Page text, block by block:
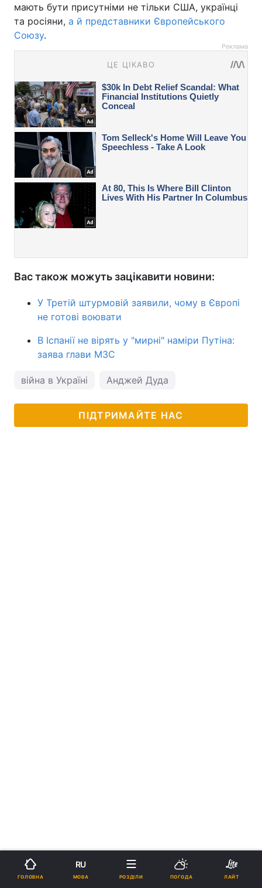
мають бути присутніми не тільки США, українці
та росіяни, а й представники Європейського
Союзу.
Реклама
Вас також можуть зацікавити новини:
У Третій штурмовій заявили, чому в Європі
не готові воювати
В Іспанії не вірять у "мирні" наміри Путіна:
заява глави МЗС
війна в Україні Анджей Дуда
ПІДТРИМАЙТЕ НАС
ГОЛОВНА
RU
МОВА РОЗДІЛИ ПОГОДА ЛАЙТ